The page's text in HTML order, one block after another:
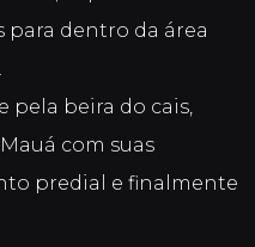
para dentro da área
pela beira do cais,
com suas
predial e finalmente